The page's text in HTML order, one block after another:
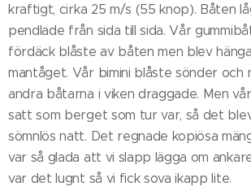
kraftigt, cirka 25 m/s (55 knop). Båten
pendlade från sida till sida. Vår
fördäck blåste av båten men blev
mantåget. Vår bimini blåste sönder och
andra båtarna i viken draggade. Men
satt som berget som tur var, så det
sömnlös natt. Det regnade kopiösa
var så glada att vi slapp lägga om
var det lugnt så vi fick sova ikapp lite.